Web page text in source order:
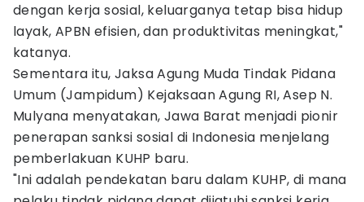
dengan kerja sosial, keluarganya tetap bisa hidup
layak, APBN efisien, dan produktivitas meningkat,"
katanya.
Sementara itu, Jaksa Agung Muda Tindak Pidana
Umum (Jampidum) Kejaksaan Agung RI, Asep N.
Mulyana menyatakan, Jawa Barat menjadi pionir
penerapan sanksi sosial di Indonesia menjelang
pemberlakuan KUHP baru.
"Ini adalah pendekatan baru dalam KUHP, di mana